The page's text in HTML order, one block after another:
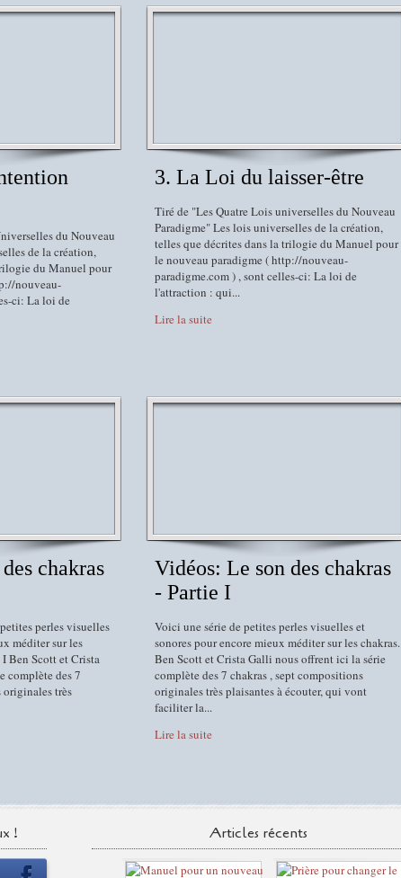
du Nouveau
de la création,
du Manuel pour
nouveau-
ci: La loi de
3. La Loi du laisser-être
Tiré de "Les Quatre Lois universelles du Nouveau
Paradigme" Les lois universelles de la création,
telles que décrites dans la trilogie du Manuel pour
le nouveau paradigme ( http://nouveau-
paradigme.com ) , sont celles-ci: La loi de
l'attraction : qui...
Lire la suite
chakras
perles visuelles
méditer sur les
Ben Scott et Crista
complète des 7
originales très
Vidéos: Le son des chakras
- Partie I
Voici une série de petites perles visuelles et
sonores pour encore mieux méditer sur les chakras.
Ben Scott et Crista Galli nous offrent ici la série
complète des 7 chakras , sept compositions
originales très plaisantes à écouter, qui vont
faciliter la...
Lire la suite
! Articles récents